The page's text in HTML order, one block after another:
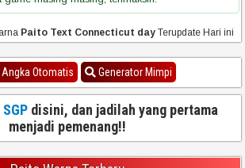
Paito Text Connecticut day Terupdate Hari ini
Otomatis Generator Mimpi
disini, dan jadilah yang pertama
menjadi pemenang!!